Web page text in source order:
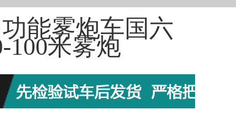
能雾炮车国六
100米雾炮